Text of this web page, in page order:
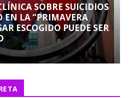
SOBRE SUICIDIOS
EN LA “PRIMAVERA
ESCOGIDO PUEDE SER